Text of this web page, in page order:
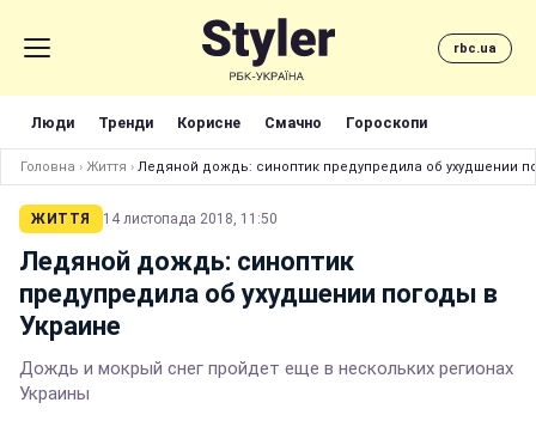
rbc.ua
Люди Тренди Корисне Смачно Гороскопи
Головна › Життя › Ледяной дождь: синоптик предупредила об ухудшении
ЖИТТЯ 14 листопада 2018, 11:50
Ледяной дождь: синоптик
предупредила об ухудшении погоды в
Украине
Дождь и мокрый снег пройдет еще в нескольких регионах
Украины